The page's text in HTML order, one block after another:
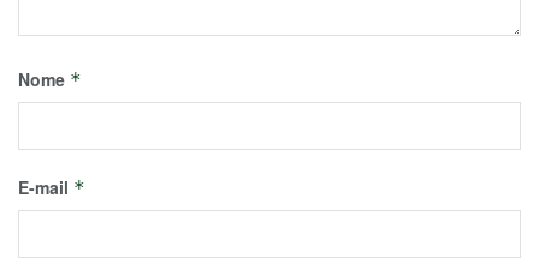
Nome *
E-mail *